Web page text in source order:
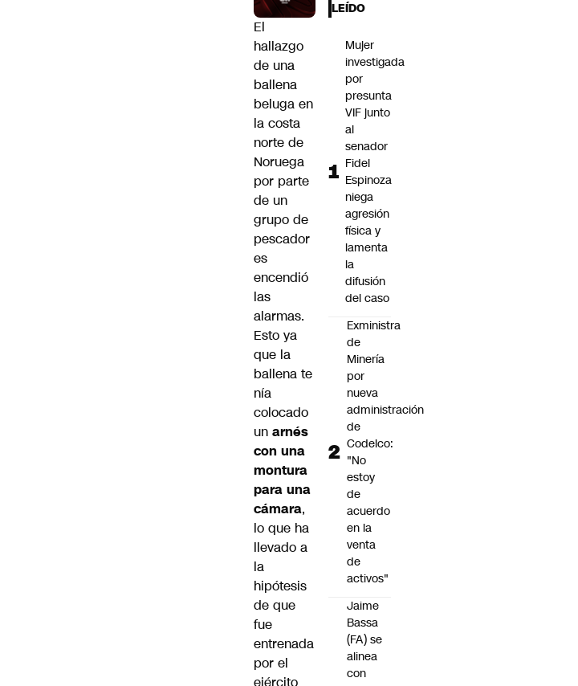
El
hallazgo
de una
ballena
beluga en
la costa
norte de
Noruega
por parte
de un
grupo de
pescador
es
encendió
las
alarmas.
Esto ya
que la
ballena te
nía
colocado
un arnés
con una
montura
para una
cámara,
lo que ha
llevado a
la
hipótesis
de que
fue
entrenada
por el
ejército
LEÍDO
Mujer
investigada
por
presunta
VIF junto
al
senador
Fidel
Espinoza
niega
agresión
física y
lamenta
la
difusión
del caso
Exministra
de
Minería
por
nueva
administración
de
Codelco:
"No
estoy
de
acuerdo
en la
venta
de
activos"
Jaime
Bassa
(FA) se
alinea
con